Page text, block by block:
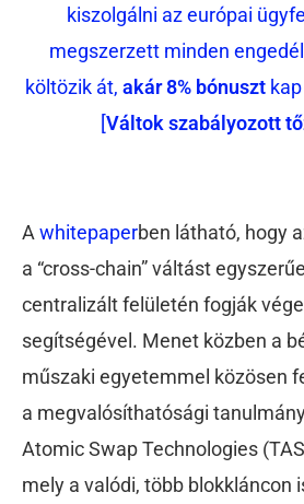
kiszolgálni az európai
megszerzett minden
költözik át, akár 8% bónusztkap
[Váltok szabályozott
A whitepaperben látható, hogy
a “cross-chain” váltást
centralizált felületén fogják
segítségével. Menet közben a
műszaki egyetemmel közösen
a megvalósíthatósági
Atomic Swap Technologies
mely a valódi, több blokkláncon